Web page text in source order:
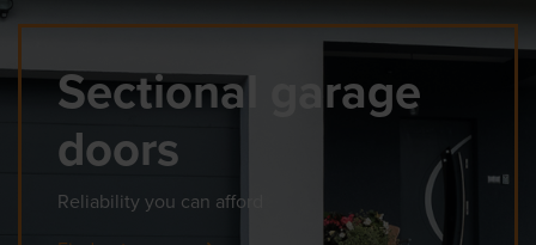
Sectional garage
doors
Reliability you can afford